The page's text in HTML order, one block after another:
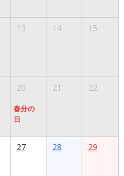
13 14 15
20
春分の
日
21 22
27 28 29